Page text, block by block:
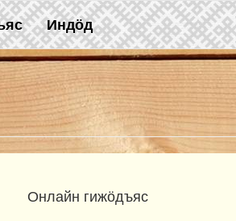
Индӧд
Онлайн гижӧдъяс